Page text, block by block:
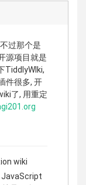
过那个是
源项目就是
TiddlyWIki,
件很多, 开
了, 用重定
wiki
JavaScript